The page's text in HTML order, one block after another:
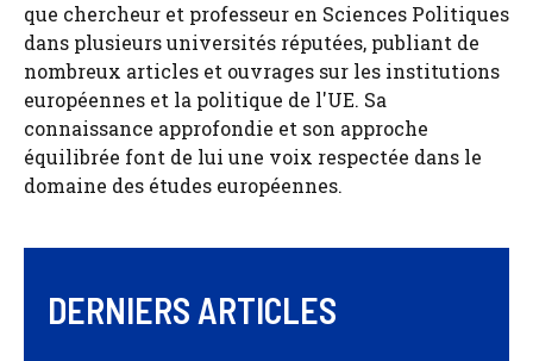
que chercheur et professeur en Sciences Politiques
dans plusieurs universités réputées, publiant de
nombreux articles et ouvrages sur les institutions
européennes et la politique de l'UE. Sa
connaissance approfondie et son approche
équilibrée font de lui une voix respectée dans le
domaine des études européennes.
DERNIERS ARTICLES